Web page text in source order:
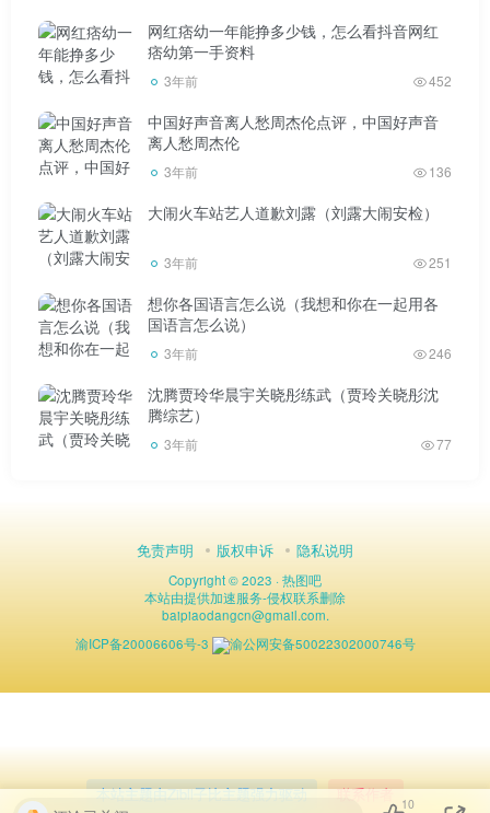
网红痞幼一年能挣多少钱，怎么看抖音网红
痞幼第一手资料
3年前 452
中国好声音离人愁周杰伦点评，中国好声音
离人愁周杰伦
3年前 136
大闹火车站艺人道歉刘露（刘露大闹安检）
3年前 251
想你各国语言怎么说（我想和你在一起用各
国语言怎么说）
3年前 246
沈腾贾玲华晨宇关晓彤练武（贾玲关晓彤沈
腾综艺）
3年前 77
免责声明 版权申诉 隐私说明
Copyright © 2023 ·热图吧
本站由提供加速服务-侵权联系删除
baipiaodangcn@gmail.com.
渝ICP备20006606号-3
渝公网安备50022302000746号
10
本站主题由Zibll子比主题强力驱动 联系作者